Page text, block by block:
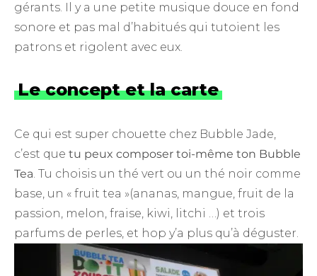
gérants. Il y a une petite musique douce en fond
sonore et pas mal d’habitués qui tutoient les
patrons et rigolent avec eux.
Le concept et la carte
Ce qui est super chouette chez Bubble Jade,
c’est que tu peux composer toi-même ton Bubble
Tea. Tu choisis un thé vert ou un thé noir comme
base, un « fruit tea »(ananas, mangue, fruit de la
passion, melon, fraise, kiwi, litchi …) et trois
parfums de perles, et hop y’a plus qu’à déguster.